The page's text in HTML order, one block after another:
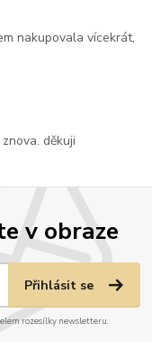
v obraze
Přihlásit se
rozesílky newsletteru.
nakupovala vícekrát,
děkuji